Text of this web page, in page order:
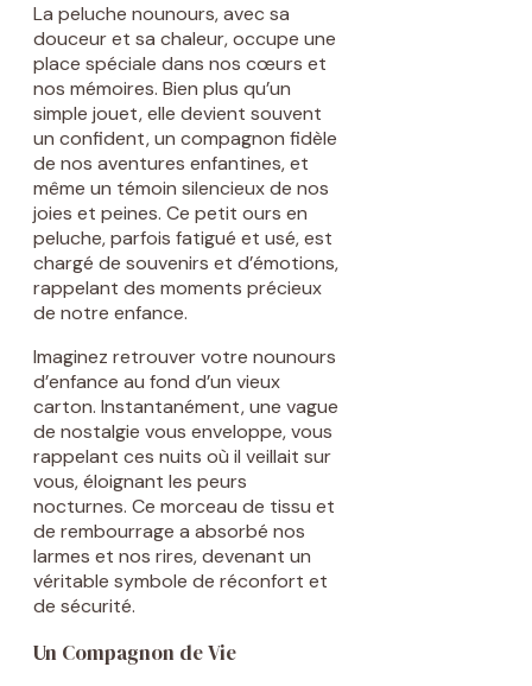
La peluche nounours, avec sa
douceur et sa chaleur, occupe une
place spéciale dans nos cœurs et
nos mémoires. Bien plus qu’un
simple jouet, elle devient souvent
un confident, un compagnon fidèle
de nos aventures enfantines, et
même un témoin silencieux de nos
joies et peines. Ce petit ours en
peluche, parfois fatigué et usé, est
chargé de souvenirs et d’émotions,
rappelant des moments précieux
de notre enfance.
Imaginez retrouver votre nounours
d’enfance au fond d’un vieux
carton. Instantanément, une vague
de nostalgie vous enveloppe, vous
rappelant ces nuits où il veillait sur
vous, éloignant les peurs
nocturnes. Ce morceau de tissu et
de rembourrage a absorbé nos
larmes et nos rires, devenant un
véritable symbole de réconfort et
de sécurité.
Un Compagnon de Vie